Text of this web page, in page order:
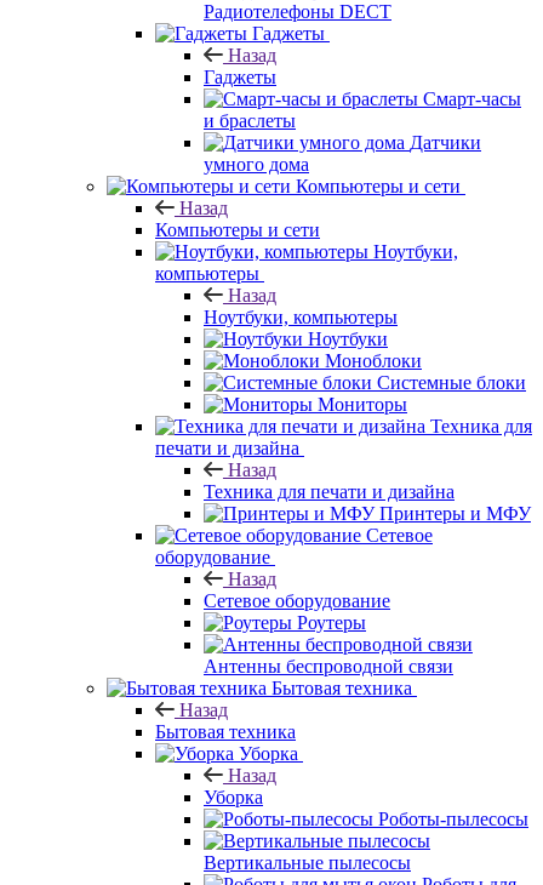
Радиотелефоны DECT
Гаджеты
Назад
Гаджеты
Смарт-часы
и браслеты
Датчики
умного дома
Компьютеры и сети
Назад
Компьютеры и сети
Ноутбуки,
компьютеры
Назад
Ноутбуки, компьютеры
Ноутбуки
Моноблоки
Системные блоки
Мониторы
Техника для
печати и дизайна
Назад
Техника для печати и дизайна
Принтеры и МФУ
Сетевое
оборудование
Назад
Сетевое оборудование
Роутеры
Антенны беспроводной связи
Бытовая техника
Назад
Бытовая техника
Уборка
Назад
Уборка
Роботы-пылесосы
Вертикальные пылесосы